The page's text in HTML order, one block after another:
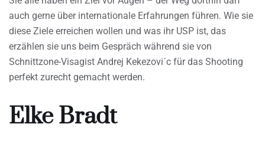
auch gerne über internationale Erfahrungen führen. Wie sie
diese Ziele erreichen wollen und was ihr USP ist, das
erzählen sie uns beim Gespräch während sie von
Schnittzone-Visagist Andrej Kekezovi´c für das Shooting
perfekt zurecht gemacht werden.
Elke Bradt